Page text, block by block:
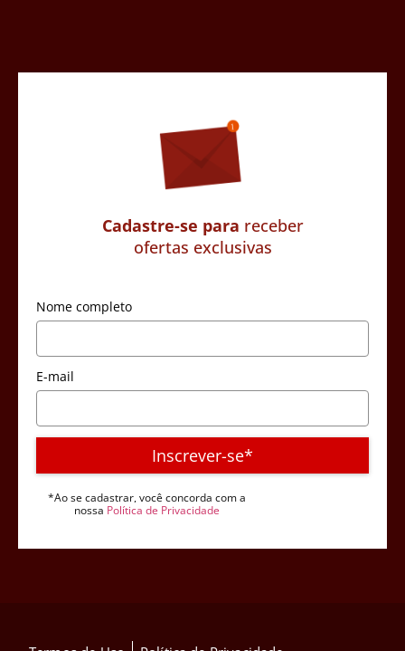
Cadastre-se para receber
ofertas exclusivas
Nome completo
E-mail
Inscrever-se*
*Ao se cadastrar, você concorda com a
nossa Política de Privacidade